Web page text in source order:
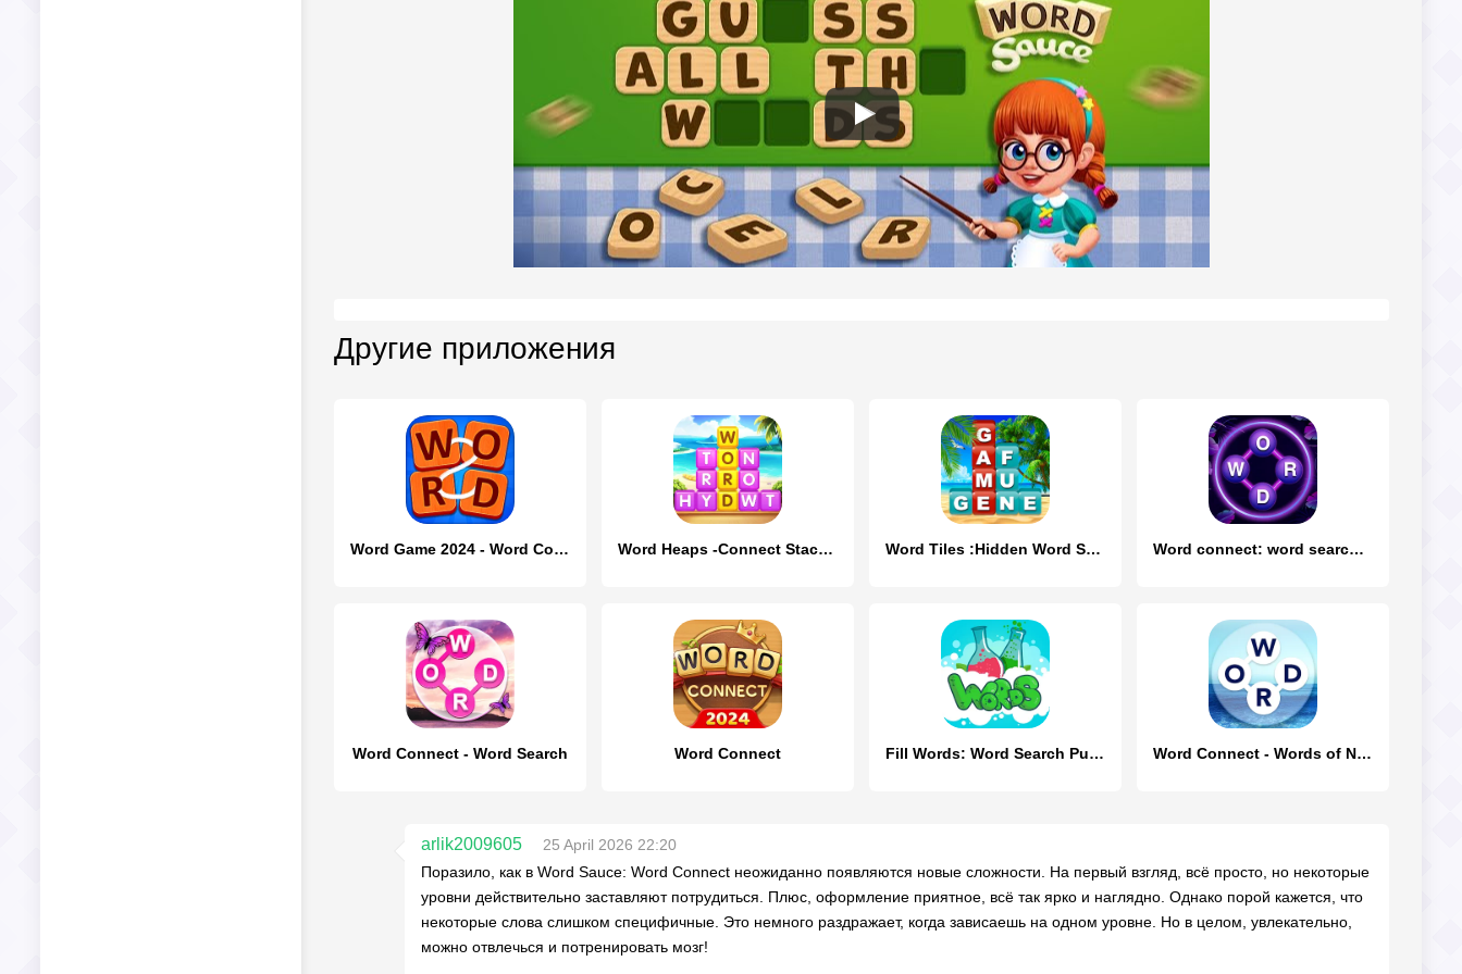
Другие приложения
Word Game 2024 - Word Connect Word Heaps -Connect Stack Word Word Tiles :Hidden Word Search Word connect: word search game
Word Connect - Word Search Word Connect Fill Words: Word Search Puzzle Word Connect - Words of Nature
arlik2009605
25 April 2026 22:20
Поразило, как в Word Sauce: Word Connect неожиданно появляются новые сложности. На первый взгляд, всё просто, но некоторые
уровни действительно заставляют потрудиться. Плюс, оформление приятное, всё так ярко и наглядно. Однако порой кажется, что
некоторые слова слишком специфичные. Это немного раздражает, когда зависаешь на одном уровне. Но в целом, увлекательно,
можно отвлечься и потренировать мозг!